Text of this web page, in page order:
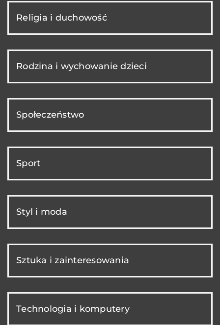
Religia i duchowość
Rodzina i wychowanie dzieci
Społeczeństwo
Sport
Styl i moda
Sztuka i zainteresowania
Technologia i komputery